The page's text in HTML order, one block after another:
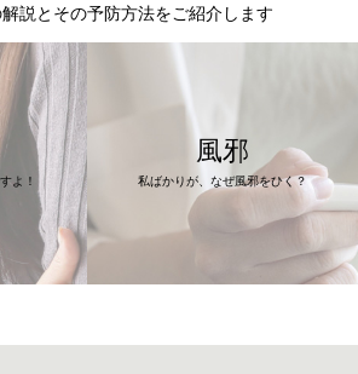
説とその予防方法をご紹介します
よ！
風邪
私ばかりが、なぜ風邪をひく？